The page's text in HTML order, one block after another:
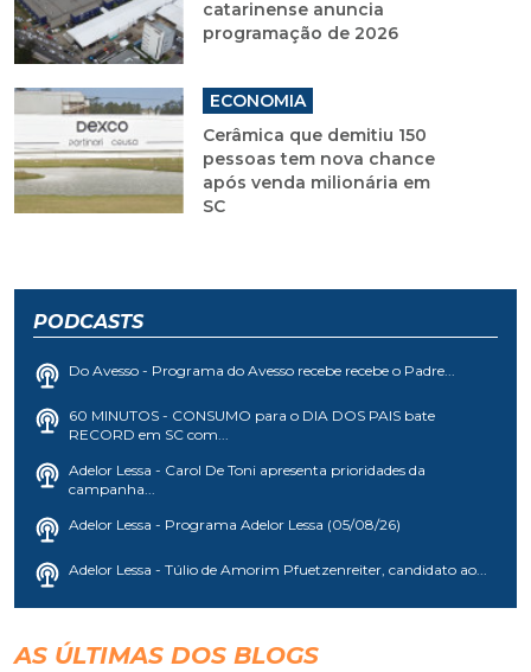
catarinense anuncia
programação de 2026
ECONOMIA
Cerâmica que demitiu 150
pessoas tem nova chance
após venda milionária em
SC
PODCASTS
Do Avesso - Programa do Avesso recebe recebe o Padre...
60 MINUTOS - CONSUMO para o DIA DOS PAIS bate
RECORD em SC com...
Adelor Lessa - Carol De Toni apresenta prioridades da
campanha...
Adelor Lessa - Programa Adelor Lessa (05/08/26)
Adelor Lessa - Túlio de Amorim Pfuetzenreiter, candidato ao...
AS ÚLTIMAS DOS BLOGS